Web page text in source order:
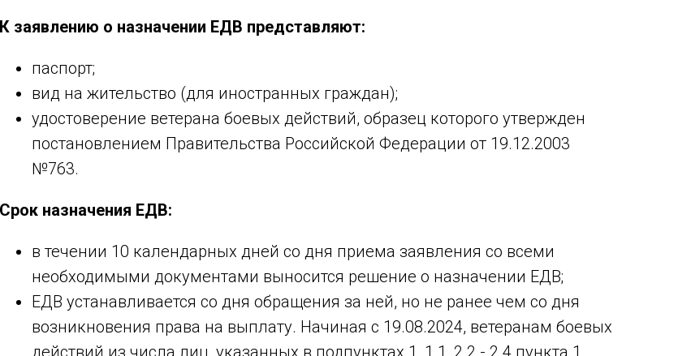
К заявлению о назначении ЕДВ представляют:
паспорт;
вид на жительство (для иностранных граждан);
удостоверение ветерана боевых действий, образец которого утвержден
постановлением Правительства Российской Федерации от 19.12.2003
№763.
Срок назначения ЕДВ:
в течении 10 календарных дней со дня приема заявления со всеми
необходимыми документами выносится решение о назначении ЕДВ;
ЕДВ устанавливается со дня обращения за ней, но не ранее чем со дня
возникновения права на выплату. Начиная с 19.08.2024, ветеранам боевых
действий из числа лиц, указанных в подпунктах 1, 1.1, 2.2 - 2.4 пункта 1